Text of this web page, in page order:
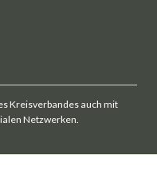
Kreisverbandes auch mit
Netzwerken.